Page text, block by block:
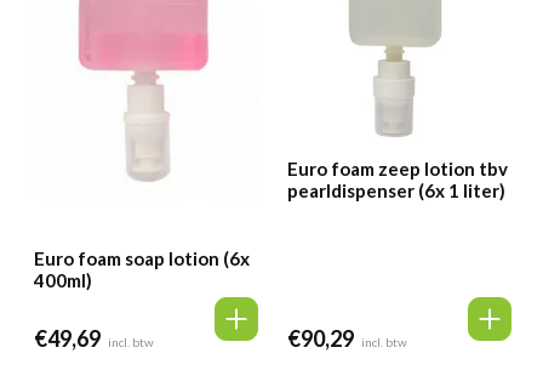
Euro foam soap lotion (6x
400ml)
€49,69 incl. btw
Euro foam zeep lotion tbv
pearldispenser (6x 1 liter)
€90,29 incl. btw